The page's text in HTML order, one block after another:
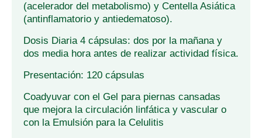
(acelerador del metabolismo) y Centella Asiática
(antinflamatorio y antiedematoso).
Dosis Diaria 4 cápsulas: dos por la mañana y
dos media hora antes de realizar actividad física.
Presentación: 120 cápsulas
Coadyuvar con el Gel para piernas cansadas
que mejora la circulación linfática y vascular o
con la Emulsión para la Celulitis